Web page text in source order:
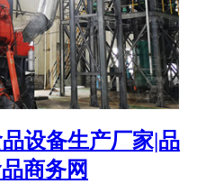
设备生产厂家|品
商务网